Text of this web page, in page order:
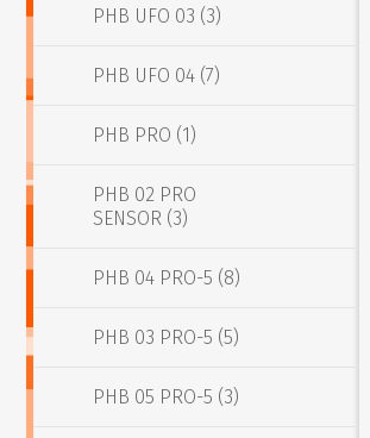
PHB UFO 03 (3)
PHB UFO 04 (7)
PHB PRO (1)
PHB 02 PRO
SENSOR (3)
PHB 04 PRO-5 (8)
PHB 03 PRO-5 (5)
PHB 05 PRO-5 (3)